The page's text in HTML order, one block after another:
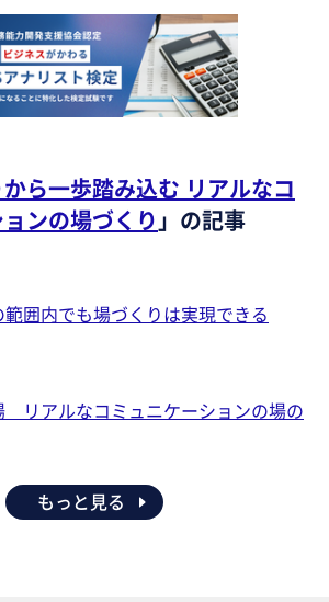
ら一歩踏み込む リアルなコ
ンの場づくり」の記事
囲内でも場づくりは実現できる
リアルなコミュニケーションの場の
もっと見る